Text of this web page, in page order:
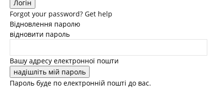
Forgot your password? Get help
Відновлення паролю
відновити пароль
Вашу адресу електронної пошти
Пароль буде по електронній пошті до вас.